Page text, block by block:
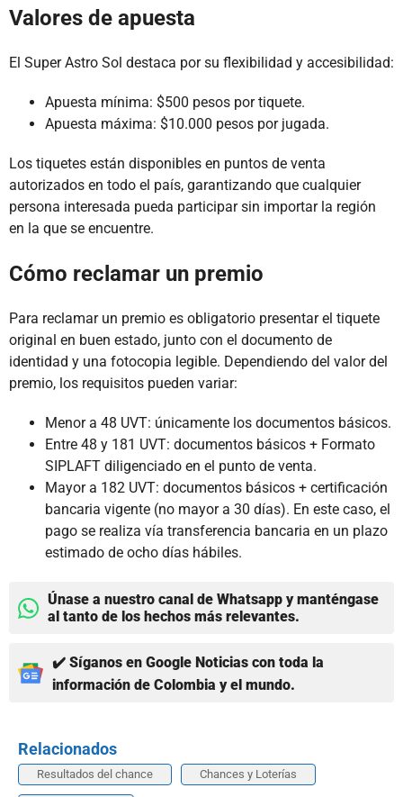
Valores de apuesta
El Super Astro Sol destaca por su flexibilidad y accesibilidad:
Apuesta mínima: $500 pesos por tiquete.
Apuesta máxima: $10.000 pesos por jugada.
Los tiquetes están disponibles en puntos de venta
autorizados en todo el país, garantizando que cualquier
persona interesada pueda participar sin importar la región
en la que se encuentre.
Cómo reclamar un premio
Para reclamar un premio es obligatorio presentar el tiquete
original en buen estado, junto con el documento de
identidad y una fotocopia legible. Dependiendo del valor del
premio, los requisitos pueden variar:
Menor a 48 UVT: únicamente los documentos básicos.
Entre 48 y 181 UVT: documentos básicos + Formato
SIPLAFT diligenciado en el punto de venta.
Mayor a 182 UVT: documentos básicos + certificación
bancaria vigente (no mayor a 30 días). En este caso, el
pago se realiza vía transferencia bancaria en un plazo
estimado de ocho días hábiles.
Únase a nuestro canal de Whatsapp y manténgase
al tanto de los hechos más relevantes.
✔️ Síganos en Google Noticias con toda la
información de Colombia y el mundo.
Relacionados
Resultados del chance Chances y Loterías